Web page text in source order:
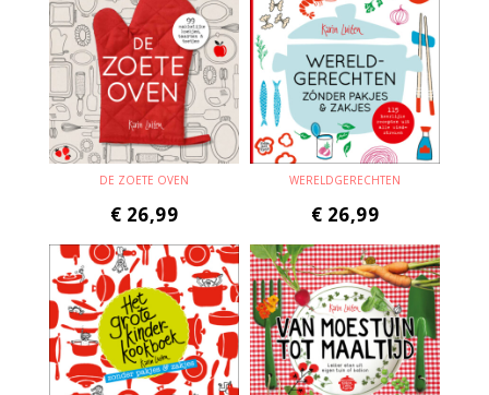
DE ZOETE OVEN
€ 26,99
WERELDGERECHTEN
€ 26,99